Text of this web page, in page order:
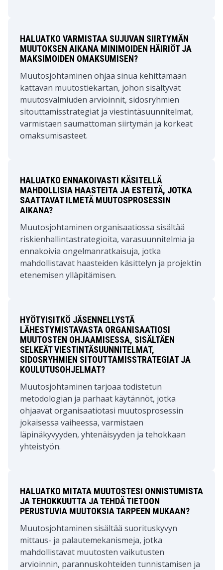
HALUATKO VARMISTAA SUJUVAN SIIRTYMÄN
MUUTOKSEN AIKANA MINIMOIDEN HÄIRIÖT JA
MAKSIMOIDEN OMAKSUMISEN?
Muutosjohtaminen ohjaa sinua kehittämään
kattavan muutostiekartan, johon sisältyvät
muutosvalmiuden arvioinnit, sidosryhmien
sitouttamisstrategiat ja viestintäsuunnitelmat,
varmistaen saumattoman siirtymän ja korkeat
omaksumisasteet.
HALUATKO ENNAKOIVASTI KÄSITELLÄ
MAHDOLLISIA HAASTEITA JA ESTEITÄ, JOTKA
SAATTAVAT ILMETÄ MUUTOSPROSESSIN
AIKANA?
Muutosjohtaminen organisaatiossa sisältää
riskienhallintastrategioita, varasuunnitelmia ja
ennakoivia ongelmanratkaisuja, jotka
mahdollistavat haasteiden käsittelyn ja projektin
etenemisen ylläpitämisen.
HYÖTYISITKÖ JÄSENNELLYSTÄ
LÄHESTYMISTAVASTA ORGANISAATIOSI
MUUTOSTEN OHJAAMISESSA, SISÄLTÄEN
SELKEÄT VIESTINTÄSUUNNITELMAT,
SIDOSRYHMIEN SITOUTTAMISSTRATEGIAT JA
KOULUTUSOHJELMAT?
Muutosjohtaminen tarjoaa todistetun
metodologian ja parhaat käytännöt, jotka
ohjaavat organisaatiotasi muutosprosessin
jokaisessa vaiheessa, varmistaen
läpinäkyvyyden, yhtenäisyyden ja tehokkaan
yhteistyön.
HALUATKO MITATA MUUTOSTESI ONNISTUMISTA
JA TEHOKKUUTTA JA TEHDÄ TIETOON
PERUSTUVIA MUUTOKSIA TARPEEN MUKAAN?
Muutosjohtaminen sisältää suorituskyvyn
mittaus- ja palautemekanismeja, jotka
mahdollistavat muutosten vaikutusten
arvioinnin, parannuskohteiden tunnistamisen ja